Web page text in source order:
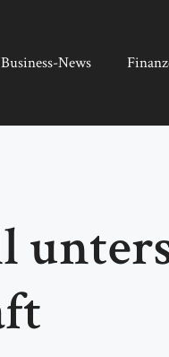
Business-News